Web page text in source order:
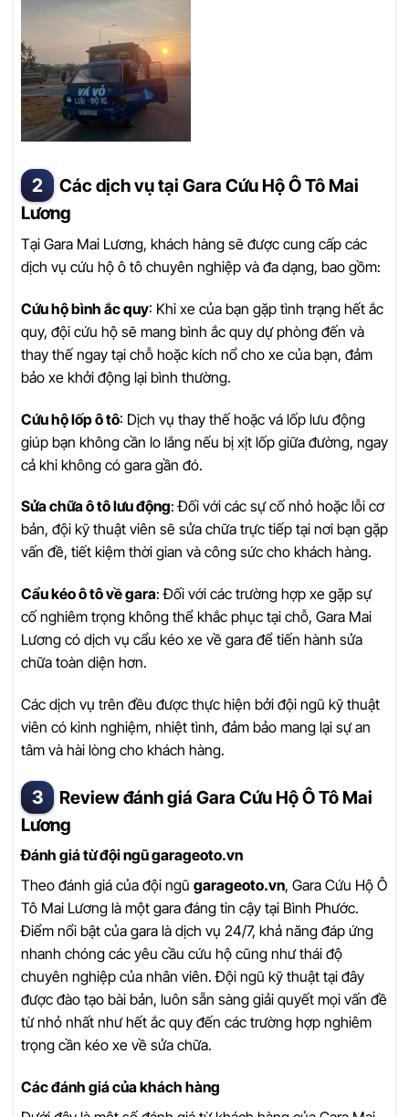
Các dịch vụ tại Gara Cứu Hộ Ô Tô Mai
Lương
Tại Gara Mai Lương, khách hàng sẽ được cung cấp các
dịch vụ cứu hộ ô tô chuyên nghiệp và đa dạng, bao gồm:
Cứu hộ bình ắc quy: Khi xe của bạn gặp tình trạng hết ắc
quy, đội cứu hộ sẽ mang bình ắc quy dự phòng đến và
thay thế ngay tại chỗ hoặc kích nổ cho xe của bạn, đảm
bảo xe khởi động lại bình thường.
Cứu hộ lốp ô tô: Dịch vụ thay thế hoặc vá lốp lưu động
giúp bạn không cần lo lắng nếu bị xịt lốp giữa đường, ngay
cả khi không có gara gần đó.
Sửa chữa ô tô lưu động: Đối với các sự cố nhỏ hoặc lỗi cơ
bản, đội kỹ thuật viên sẽ sửa chữa trực tiếp tại nơi bạn gặp
vấn đề, tiết kiệm thời gian và công sức cho khách hàng.
Cẩu kéo ô tô về gara: Đối với các trường hợp xe gặp sự
cố nghiêm trọng không thể khắc phục tại chỗ, Gara Mai
Lương có dịch vụ cẩu kéo xe về gara để tiến hành sửa
chữa toàn diện hơn.
Các dịch vụ trên đều được thực hiện bởi đội ngũ kỹ thuật
viên có kinh nghiệm, nhiệt tình, đảm bảo mang lại sự an
tâm và hài lòng cho khách hàng.
Review đánh giá Gara Cứu Hộ Ô Tô Mai
Lương
Đánh giá từ đội ngũ garageoto.vn
Theo đánh giá của đội ngũ garageoto.vn, Gara Cứu Hộ Ô
Tô Mai Lương là một gara đáng tin cậy tại Bình Phước.
Điểm nổi bật của gara là dịch vụ 24/7, khả năng đáp ứng
nhanh chóng các yêu cầu cứu hộ cũng như thái độ
chuyên nghiệp của nhân viên. Đội ngũ kỹ thuật tại đây
được đào tạo bài bản, luôn sẵn sàng giải quyết mọi vấn đề
từ nhỏ nhất như hết ắc quy đến các trường hợp nghiêm
trọng cần kéo xe về sửa chữa.
Các đánh giá của khách hàng